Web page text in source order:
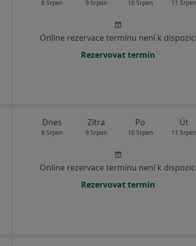
8 Srpen 9 Srpen 10 Srpen 11 Srpen
Online rezervace termínu není k dispozici
Rezervovat termín
Dnes
8 Srpen
Zítra
9 Srpen
Po
10 Srpen
Út
11 Srpen
Online rezervace termínu není k dispozici
Rezervovat termín